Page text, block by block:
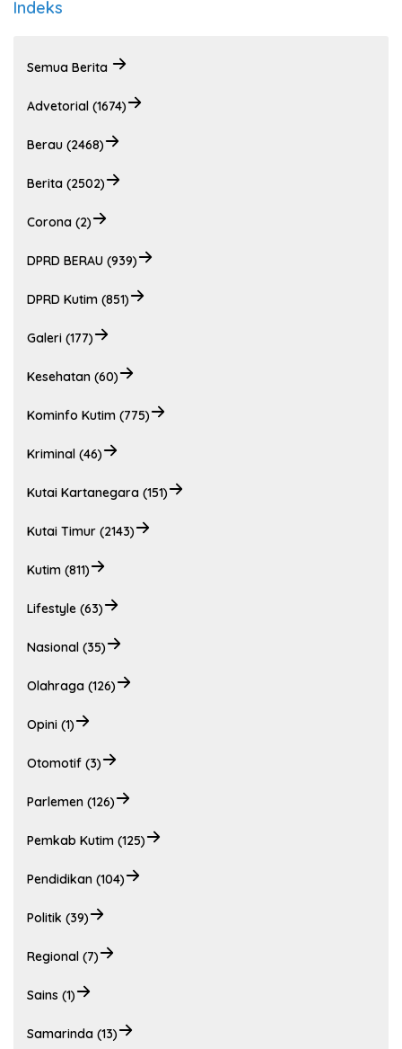
Indeks
Semua Berita
Advetorial (1674)
Berau (2468)
Berita (2502)
Corona (2)
DPRD BERAU (939)
DPRD Kutim (851)
Galeri (177)
Kesehatan (60)
Kominfo Kutim (775)
Kriminal (46)
Kutai Kartanegara (151)
Kutai Timur (2143)
Kutim (811)
Lifestyle (63)
Nasional (35)
Olahraga (126)
Opini (1)
Otomotif (3)
Parlemen (126)
Pemkab Kutim (125)
Pendidikan (104)
Politik (39)
Regional (7)
Sains (1)
Samarinda (13)